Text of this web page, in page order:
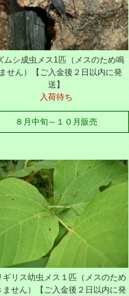
ムシ成虫メス1匹（メスのため鳴
せん）【ご入金後２日以内に発
送】
入荷待ち
８月中旬～１０月販売
ギリス幼虫メス１匹（メスのため
ません）【ご入金後２日以内に発